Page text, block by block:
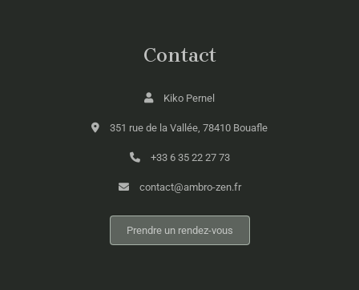
Contact
Kiko Pernel
351 rue de la Vallée, 78410 Bouafle
+33 6 35 22 27 73
contact@ambro-zen.fr
Prendre un rendez-vous